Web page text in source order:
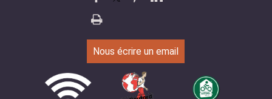
Nous écrire un email